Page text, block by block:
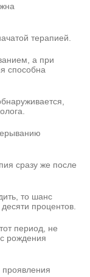
терапией.
а при
способна
сразу же после
то шанс
процентов.
период, не
рождения